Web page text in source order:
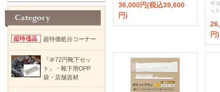
36,000円(税込39,600
円)
※コ
ッ
円)
超特価処分コーナー
『＠72円靴下セッ
ト』・靴下用OPP
袋・店舗資材